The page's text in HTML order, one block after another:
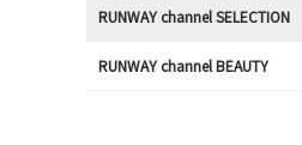
RUNWAY channel SELECTION
RUNWAY channel BEAUTY